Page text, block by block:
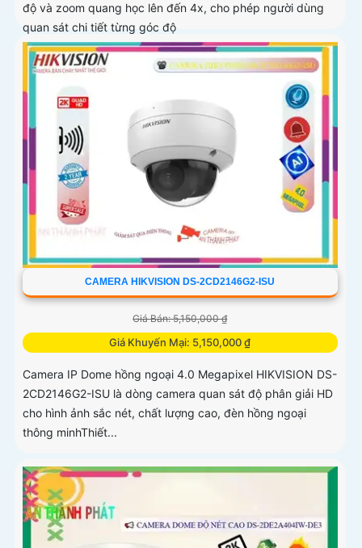
độ và zoom quang học lên đến 4x, cho phép người dùng
quan sát chi tiết từng góc độ
CAMERA HIKVISION DS-2CD2146G2-ISU
Giá Bán: 5,150,000 ₫
Giá Khuyến Mại: 5,150,000 ₫
Camera IP Dome hồng ngoại 4.0 Megapixel HIKVISION DS-
2CD2146G2-ISU là dòng camera quan sát độ phân giải HD
cho hình ảnh sắc nét, chất lượng cao, đèn hồng ngoại
thông minhThiết...